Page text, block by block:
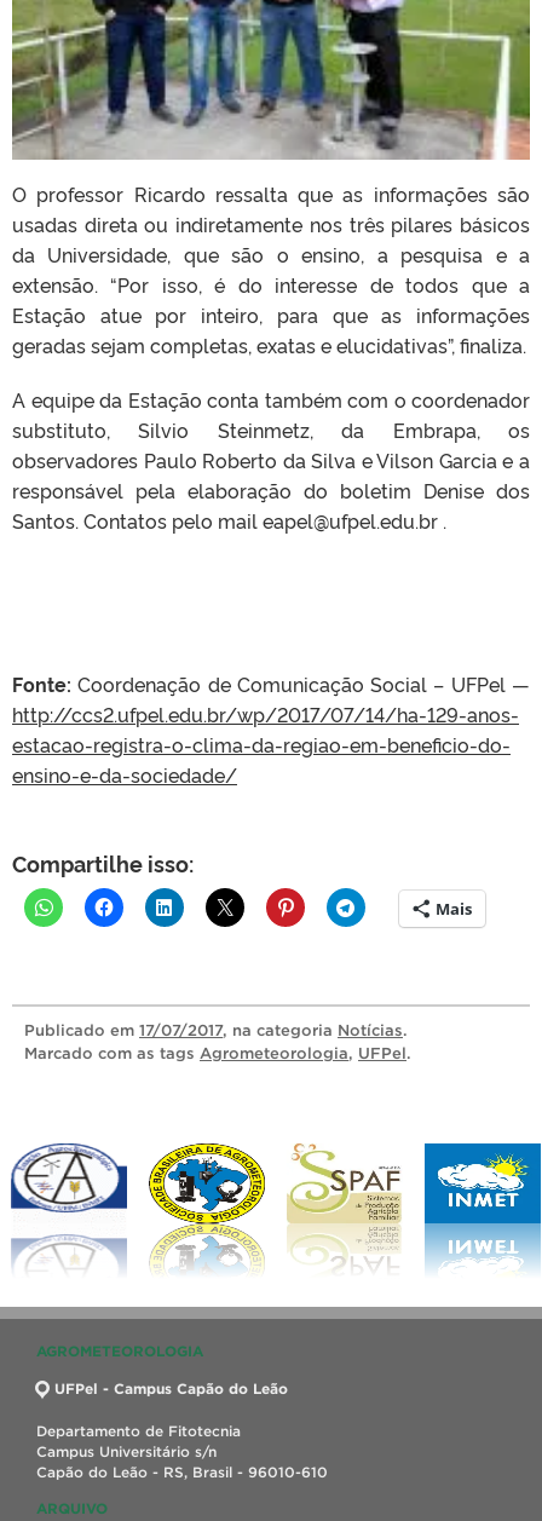
O professor Ricardo ressalta que as informações são
usadas direta ou indiretamente nos três pilares básicos
da Universidade, que são o ensino, a pesquisa e a
extensão. “Por isso, é do interesse de todos que a
Estação atue por inteiro, para que as informações
geradas sejam completas, exatas e elucidativas”, finaliza.
A equipe da Estação conta também com o coordenador
substituto, Silvio Steinmetz, da Embrapa, os
observadores Paulo Roberto da Silva e Vilson Garcia e a
responsável pela elaboração do boletim Denise dos
Santos. Contatos pelo mail eapel@ufpel.edu.br .
Fonte:Coordenação de Comunicação Social – UFPel —
http://ccs2.ufpel.edu.br/wp/2017/07/14/ha-129-anos-
estacao-registra-o-clima-da-regiao-em-beneficio-do-
ensino-e-da-sociedade/
Compartilhe isso:
Mais
Publicado em 17/07/2017, na categoria Notícias.
Marcado com as tags Agrometeorologia, UFPel.
AGROMETEOROLOGIA
UFPel - Campus Capão do Leão
Departamento de Fitotecnia
Campus Universitário s/n
Capão do Leão - RS, Brasil - 96010-610
ARQUIVO